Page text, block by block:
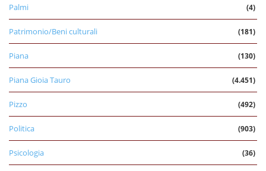
Palmi (4)
Patrimonio/Beni culturali (181)
Piana (130)
Piana Gioia Tauro (4.451)
Pizzo (492)
Politica (903)
Psicologia (36)